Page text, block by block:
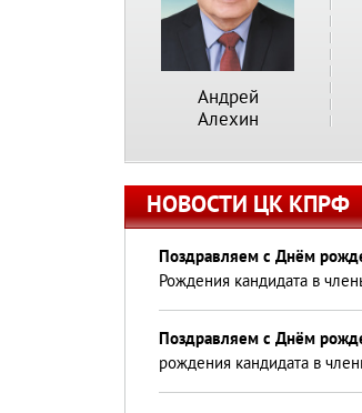
Андрей
Алехин
НОВОСТИ ЦК КПРФ
Поздравляем с Днём
Рождения кандидата в
Поздравляем с Днём
рождения кандидата в